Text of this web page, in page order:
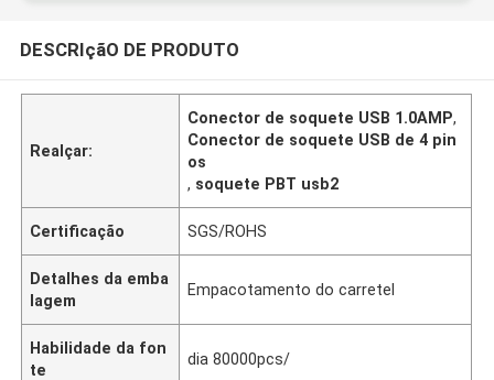
DESCRIçãO DE PRODUTO
Realçar:
Conector de soquete USB 1.0AMP,
Conector de soquete USB de 4 pin
os
, soquete PBT usb2
Certificação SGS/ROHS
Detalhes da emba
lagem
Empacotamento do carretel
Habilidade da fon
te
dia 80000pcs/